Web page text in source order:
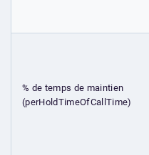
% de temps de maintien
(perHoldTimeOfCallTime)